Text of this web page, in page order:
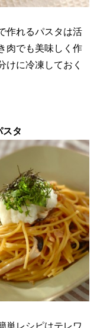
作れるパスタは活
肉でも美味しく作
けに冷凍しておく
スタ
単レシピはテレワ